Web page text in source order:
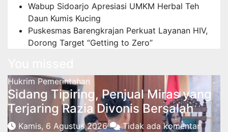
Wabup Sidoarjo Apresiasi UMKM Herbal Teh
Daun Kumis Kucing
Puskesmas Barengkrajan Perkuat Layanan HIV,
Dorong Target “Getting to Zero”
HukrimPemerintahan
Sidang Tipiring, Penjual Miras yang
Terjaring Razia Divonis Bersalah
Kamis, 6 Agustus 2026
Tidak ada komentar